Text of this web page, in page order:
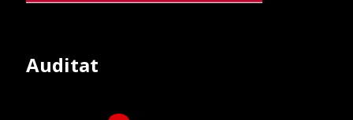
Auditat